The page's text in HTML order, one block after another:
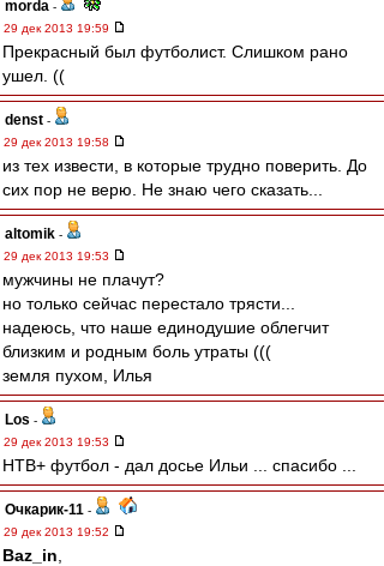
morda -
29 дек 2013 19:59
Прекрасный был футболист. Слишком рано
ушел. ((
denst -
29 дек 2013 19:58
из тех извести, в которые трудно поверить. До
сих пор не верю. Не знаю чего сказать...
altomik -
29 дек 2013 19:53
мужчины не плачут?
но только сейчас перестало трясти...
надеюсь, что наше единодушие облегчит
близким и родным боль утраты (((
земля пухом, Илья
Los -
29 дек 2013 19:53
НТВ+ футбол - дал досье Ильи ... спасибо ...
Очкарик-11 -
29 дек 2013 19:52
Baz_in